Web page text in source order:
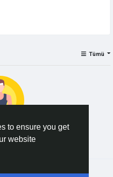
to ensure you get
website
Tümü
show
сеть!